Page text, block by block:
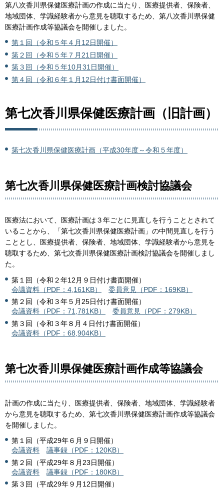
第八次香川県保健医療計画の作成に当たり、医療提供者、保険者、
地域団体、学識経験者から意見を聴取するため、第八次香川県保健
医療計画作成等協議会を開催しました。
第１回（令和５年４月12日開催）
第２回（令和５年７月21日開催）
第３回（令和５年10月31日開催）
第４回（令和６年１月12日付け書面開催）
第七次香川県保健医療計画（旧計画）
第七次香川県保健医療計画（平成30年度～令和５年度）
第七次香川県保健医療計画検討協議会
医療法において、医療計画は３年ごとに見直しを行うこととされて
いることから、「第七次香川県保健医療計画」の中間見直しを行う
こととし、医療提供者、保険者、地域団体、学識経験者から意見を
聴取するため、第七次香川県保健医療計画検討協議会を開催しまし
た。
第１回（令和２年12月９日付け書面開催）
会議資料（PDF：4,161KB）
委員意見（PDF：169KB）
第２回（令和３年５月25日付け書面開催）
会議資料（PDF：71,781KB）
委員意見（PDF：279KB）
第３回（令和３年８月４日付け書面開催）
会議資料（PDF：68,904KB）
第七次香川県保健医療計画作成等協議会
計画の作成に当たり、医療提供者、保険者、地域団体、学識経験者
から意見を聴取するため、第七次香川県保健医療計画作成等協議会
を開催しました。
第１回（平成29年６月９日開催）
会議資料
議事録（PDF：120KB）
第２回（平成29年８月23日開催）
会議資料
議事録（PDF：180KB）
第３回（平成29年９月12日開催）